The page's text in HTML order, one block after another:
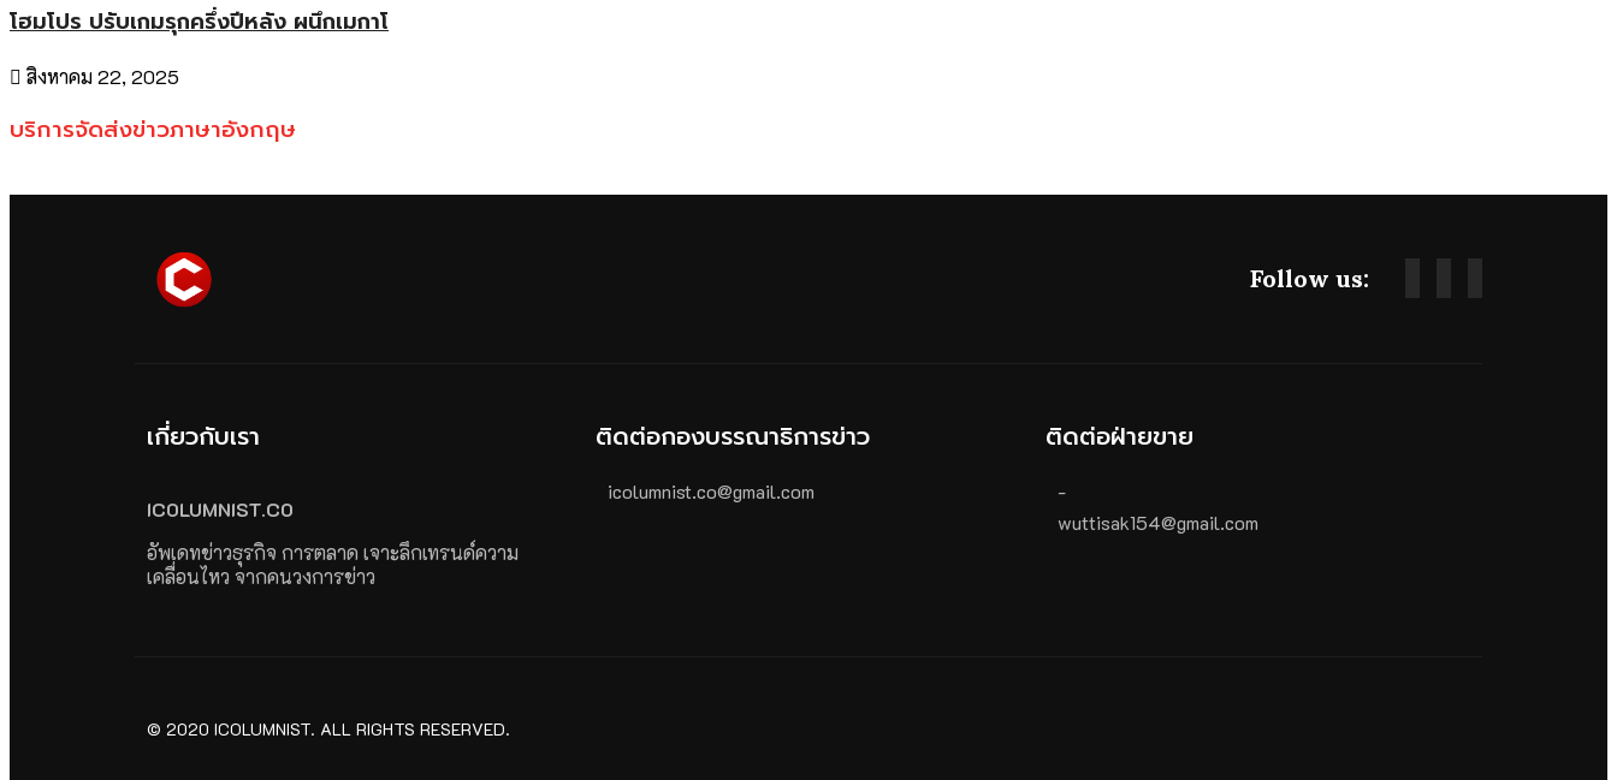
โฮมโปร ปรับเกมรุกครึ่งปีหลัง ผนึกเมกาโ
สิงหาคม 22, 2025
บริการจัดส่งข่าวภาษาอังกฤษ
Follow us:
เกี่ยวกับเรา
ICOLUMNIST.CO
อัพเดทข่าวธุรกิจ การตลาด เจาะลึกเทรนด์ความ
เคลื่อนไหว จากคนวงการข่าว
ติดต่อกองบรรณาธิการข่าว
icolumnist.co@gmail.com
ติดต่อฝ่ายขาย
-
wuttisak154@gmail.com
© 2020 ICOLUMNIST. ALL RIGHTS RESERVED.